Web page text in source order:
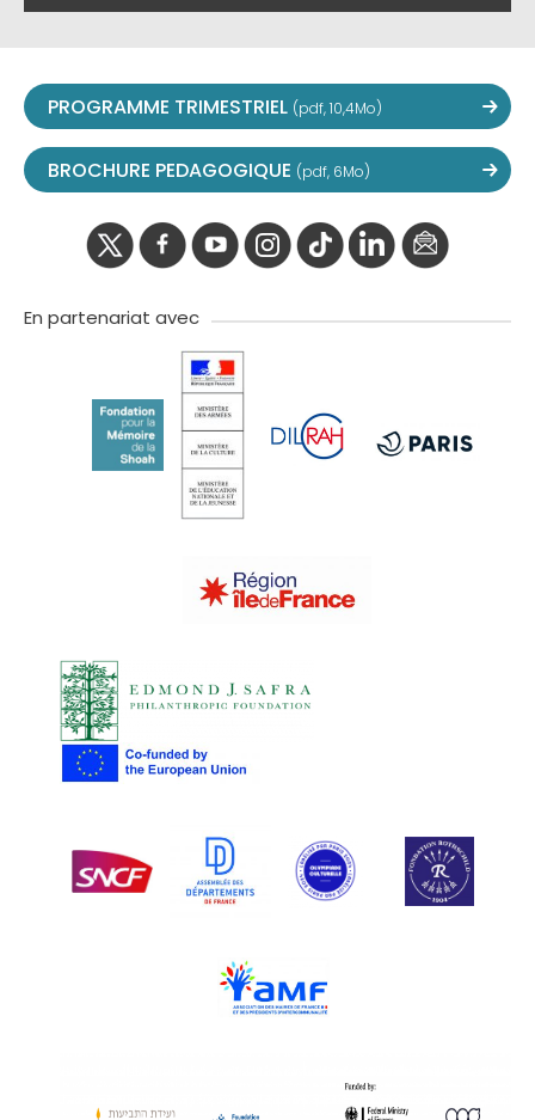
PROGRAMME TRIMESTRIEL (pdf, 10,4Mo)
BROCHURE PEDAGOGIQUE (pdf, 6Mo)
En partenariat avec